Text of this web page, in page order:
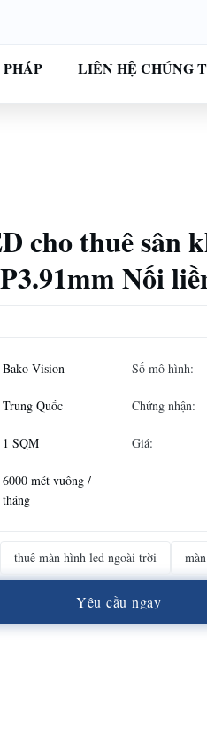
LIÊN HỆ CHÚNG
cho thuê sân
Nối
Bako Vision Số mô hình:
Trung Quốc Chứng nhận:
1 SQM Giá:
6000 mét vuông /
tháng
thuê màn hình led ngoài trời
Yêu cầu ngay